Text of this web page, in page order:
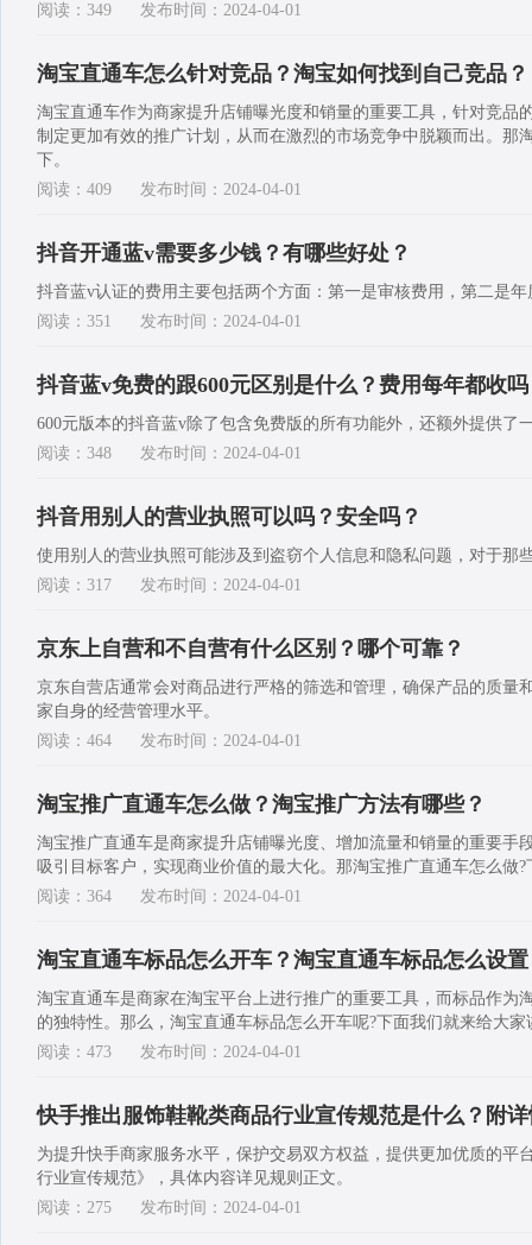
阅读：349
发布时间：2024-04-01
淘宝直通车怎么针对竞品？淘宝如何找到自己竞品？
淘宝直通车作为商家提升店铺曝光度和销量的重要工具，针对竞品
制定更加有效的推广计划，从而在激烈的市场竞争中脱颖而出。那
下。
阅读：409
发布时间：2024-04-01
抖音开通蓝v需要多少钱？有哪些好处？
抖音蓝v认证的费用主要包括两个方面：第一是审核费用，第二是
阅读：351
发布时间：2024-04-01
抖音蓝v免费的跟600元区别是什么？费用每年都收
600元版本的抖音蓝v除了包含免费版的所有功能外，还额外提供了
阅读：348
发布时间：2024-04-01
抖音用别人的营业执照可以吗？安全吗？
使用别人的营业执照可能涉及到盗窃个人信息和隐私问题，对于那
阅读：317
发布时间：2024-04-01
京东上自营和不自营有什么区别？哪个可靠？
京东自营店通常会对商品进行严格的筛选和管理，确保产品的质量
家自身的经营管理水平。
阅读：464
发布时间：2024-04-01
淘宝推广直通车怎么做？淘宝推广方法有哪些？
淘宝推广直通车是商家提升店铺曝光度、增加流量和销量的重要手
吸引目标客户，实现商业价值的最大化。那淘宝推广直通车怎么做
阅读：364
发布时间：2024-04-01
淘宝直通车标品怎么开车？淘宝直通车标品怎么设
淘宝直通车是商家在淘宝平台上进行推广的重要工具，而标品作为
的独特性。那么，淘宝直通车标品怎么开车呢?下面我们就来给大家
阅读：473
发布时间：2024-04-01
快手推出服饰鞋靴类商品行业宣传规范是什么？附
为提升快手商家服务水平，保护交易双方权益，提供更加优质的平
行业宣传规范》，具体内容详见规则正文。
阅读：275
发布时间：2024-04-01